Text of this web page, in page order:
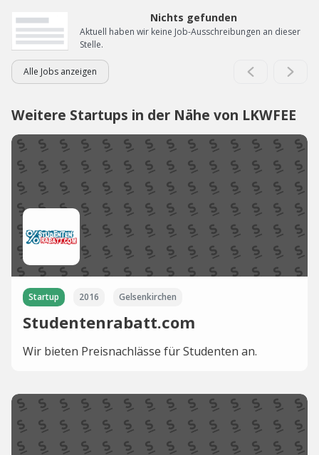
Nichts gefunden
Aktuell haben wir keine Job-Ausschreibungen an dieser
Stelle.
Alle Jobs anzeigen
Weitere Startups in der Nähe von LKWFEE
Startup 2016 Gelsenkirchen
Studentenrabatt.com
Wir bieten Preisnachlässe für Studenten an.